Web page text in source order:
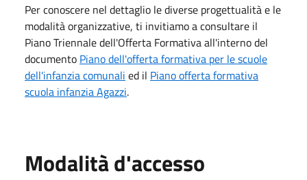
Per conoscere nel dettaglio le diverse progettualità e le
modalità organizzative, ti invitiamo a consultare il
Piano Triennale dell'Offerta Formativa all'interno del
documento Piano dell'offerta formativa per le scuole
dell'infanzia comunali ed il Piano offerta formativa
scuola infanzia Agazzi.
Modalità d'accesso